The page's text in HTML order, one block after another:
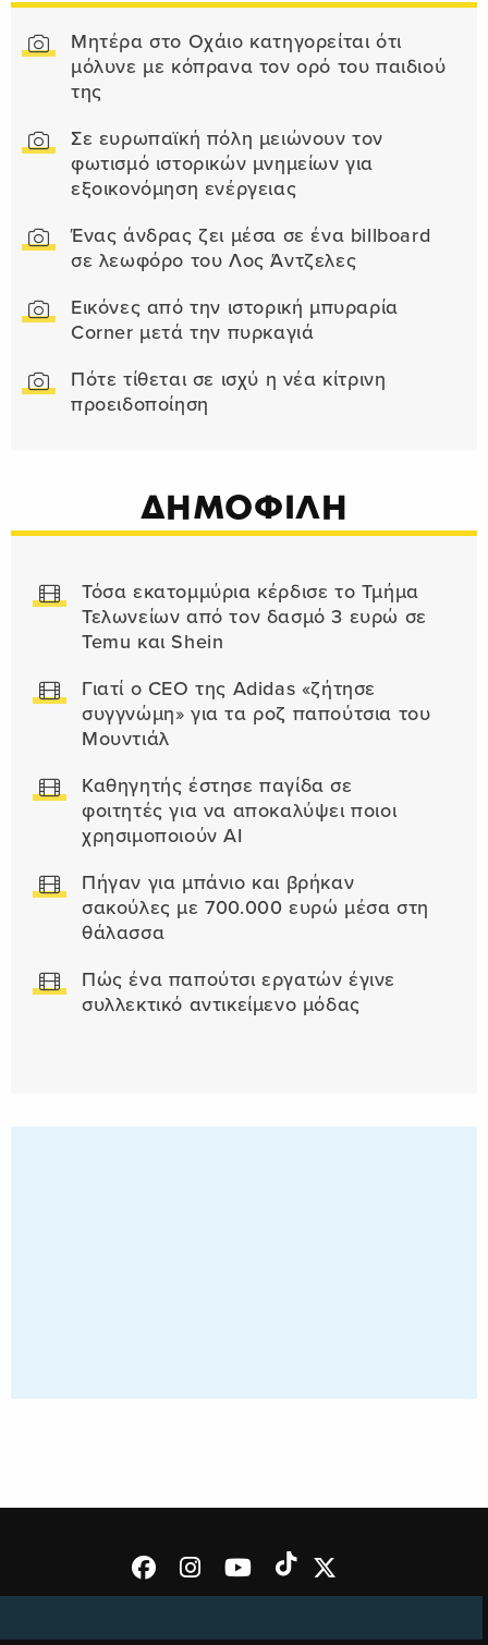
Μητέρα στο Οχάιο κατηγορείται ότι
μόλυνε με κόπρανα τον ορό του παιδιού
της
Σε ευρωπαϊκή πόλη μειώνουν τον
φωτισμό ιστορικών μνημείων για
εξοικονόμηση ενέργειας
Ένας άνδρας ζει μέσα σε ένα billboard
σε λεωφόρο του Λος Άντζελες
Εικόνες από την ιστορική μπυραρία
Corner μετά την πυρκαγιά
Πότε τίθεται σε ισχύ η νέα κίτρινη
προειδοποίηση
ΔΗΜΟΦΙΛΗ
Τόσα εκατομμύρια κέρδισε το Τμήμα
Τελωνείων από τον δασμό 3 ευρώ σε
Temu και Shein
Γιατί ο CEO της Adidas «ζήτησε
συγγνώμη» για τα ροζ παπούτσια του
Μουντιάλ
Καθηγητής έστησε παγίδα σε
φοιτητές για να αποκαλύψει ποιοι
χρησιμοποιούν AI
Πήγαν για μπάνιο και βρήκαν
σακούλες με 700.000 ευρώ μέσα στη
θάλασσα
Πώς ένα παπούτσι εργατών έγινε
συλλεκτικό αντικείμενο μόδας